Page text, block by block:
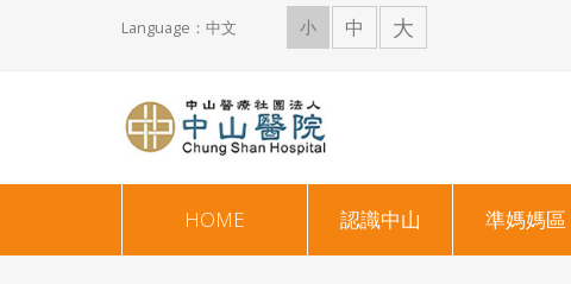
Language：中文 小 中 大
HOME 認識中山 準媽媽區